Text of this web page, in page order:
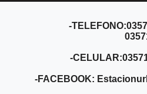
-
03571 -
-
-FACEBOOK: